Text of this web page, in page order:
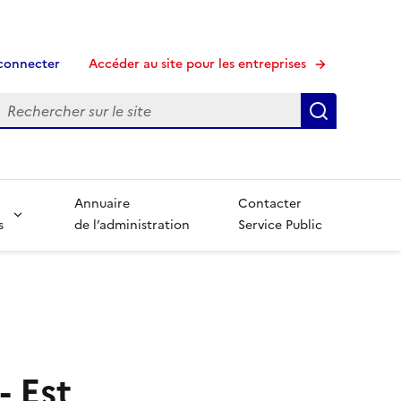
Accéder au site pour les entreprises
Recherche
Annuaire
de l’administration
Contacter
Service Public